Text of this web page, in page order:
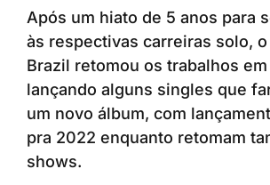
Após um hiato de 5 anos para
às respectivas carreiras solo,
Brazil retomou os trabalhos em
lançando alguns singles que
um novo álbum, com
pra 2022 enquanto retomam
shows.